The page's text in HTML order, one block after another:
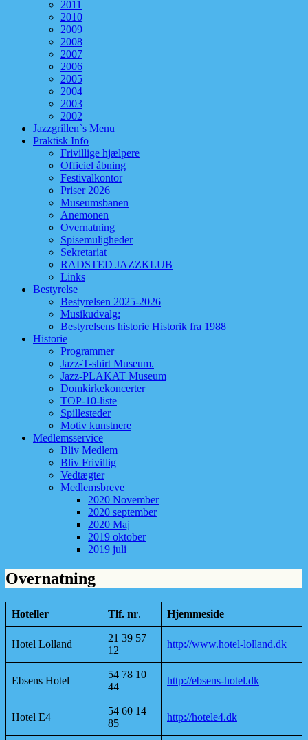
2011
2010
2009
2008
2007
2006
2005
2004
2003
2002
Jazzgrillen`s Menu
Praktisk Info
Frivillige hjælpere
Officiel åbning
Festivalkontor
Priser 2026
Museumsbanen
Anemonen
Overnatning
Spisemuligheder
Sekretariat
RADSTED JAZZKLUB
Links
Bestyrelse
Bestyrelsen 2025-2026
Musikudvalg:
Bestyrelsens historie Historik fra 1988
Historie
Programmer
Jazz-T-shirt Museum.
Jazz-PLAKAT Museum
Domkirkekoncerter
TOP-10-liste
Spillesteder
Motiv kunstnere
Medlemsservice
Bliv Medlem
Bliv Frivillig
Vedtægter
Medlemsbreve
2020 November
2020 september
2020 Maj
2019 oktober
2019 juli
Overnatning
Hoteller Tlf. nr. Hjemmeside
Hotel Lolland
21 39 57
12
http://www.hotel-lolland.dk
Ebsens Hotel
54 78 10
44
http://ebsens-hotel.dk
Hotel E4
54 60 14
85
http://hotele4.dk